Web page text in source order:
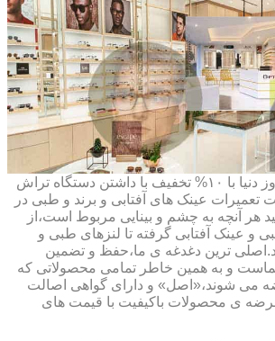
طبی با عدسی های روز دنیا با ۱۰% تخفیف با داشتن دستگاه تراش
تعمیرات عینک های آفتابی و برند و طبی در
هر آنچه به چشم و بینایی مربوط است،از
و عینک آفتابی گرفته تا لنزهای طبی و
ترین دغدغه ی ما،حفظ و تضمین
و به همین خاطر تمامی محصولاتی که
می شوند،«اصل» و دارای گواهی اصالت
ی محصولات باکیفیت با قیمت های